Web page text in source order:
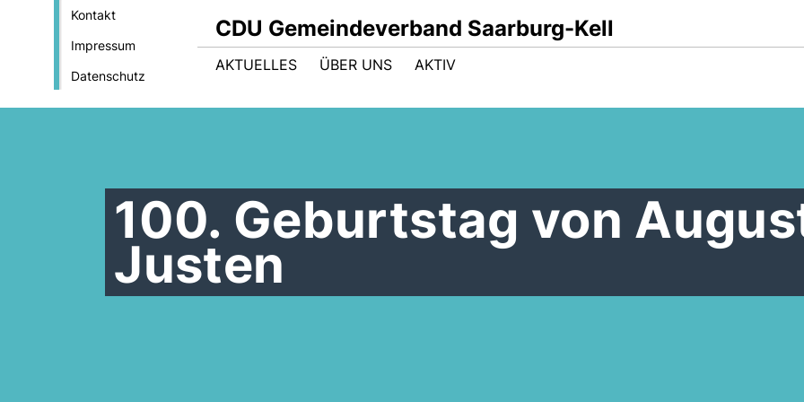
Kontakt
Impressum
Datenschutz
CDU Gemeindeverband Saarburg-Kell
AKTUELLES ÜBER UNS AKTIV
100. Geburtstag von
Justen